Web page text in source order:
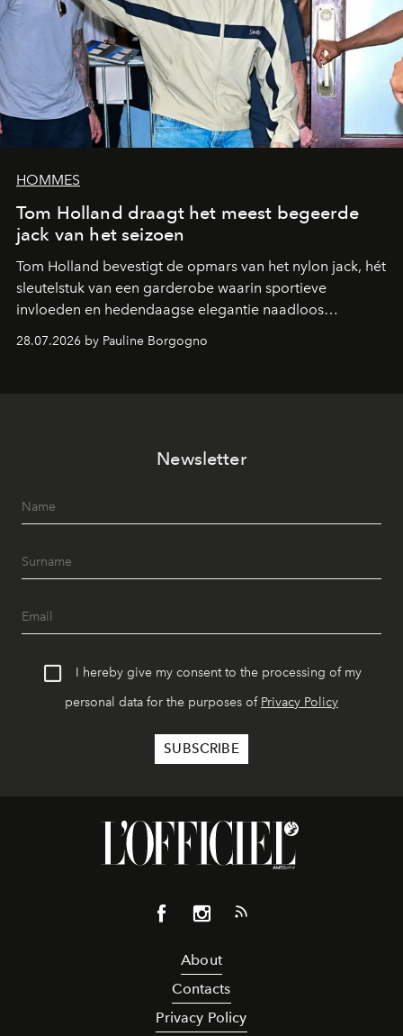
HOMMES
Tom Holland draagt het meest begeerde
jack van het seizoen
Tom Holland bevestigt de opmars van het nylon jack, hét
sleutelstuk van een garderobe waarin sportieve
invloeden en hedendaagse elegantie naadloos
28.07.2026 by Pauline Borgogno
Newsletter
I hereby give my consent to the processing of my
personal data for the purposes of Privacy Policy
About
Contacts
Privacy Policy